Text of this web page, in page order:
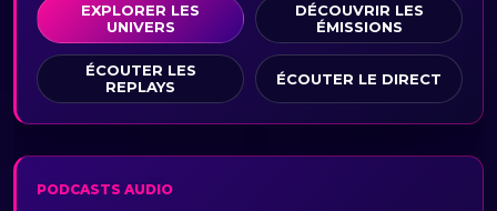
EXPLORER LES
UNIVERS
DÉCOUVRIR LES
ÉMISSIONS
ÉCOUTER LES
REPLAYS
ÉCOUTER LE DIRECT
PODCASTS AUDIO